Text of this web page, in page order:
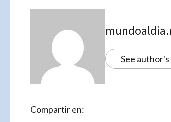
See
Compartir en: